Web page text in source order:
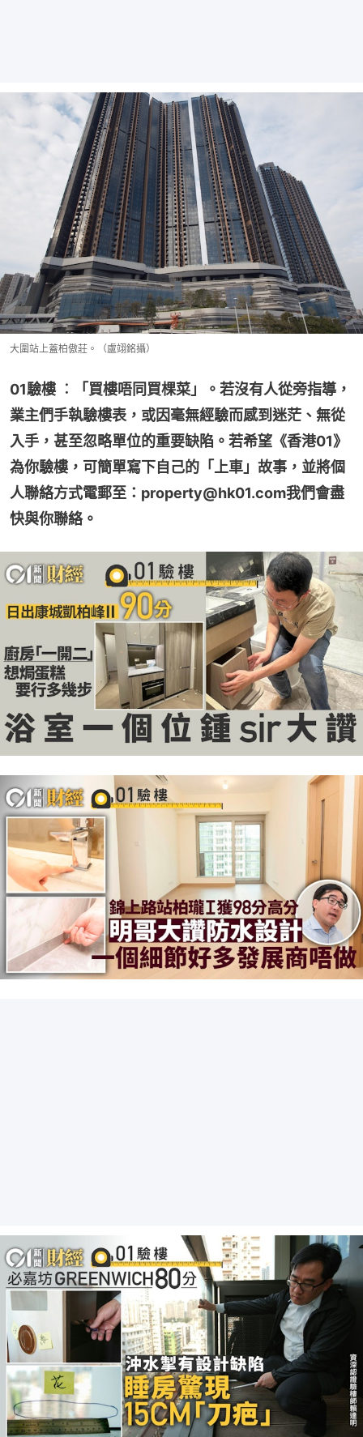
大圍站上蓋柏傲莊。（盧翊銘攝）
01驗樓 ︰「買樓唔同買棵菜」。若沒有人從旁指導，
業主們手執驗樓表，或因毫無經驗而感到迷茫、無從
入手，甚至忽略單位的重要缺陷。若希望《香港01》
為你驗樓，可簡單寫下自己的「上車」故事，並將個
人聯絡方式電郵至：property@hk01.com我們會盡
快與你聯絡。